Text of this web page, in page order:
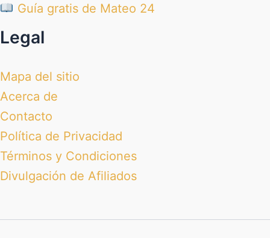
Guía gratis de Mateo 24
Legal
Mapa del sitio
Acerca de
Contacto
Política de Privacidad
Términos y Condiciones
Divulgación de Afiliados